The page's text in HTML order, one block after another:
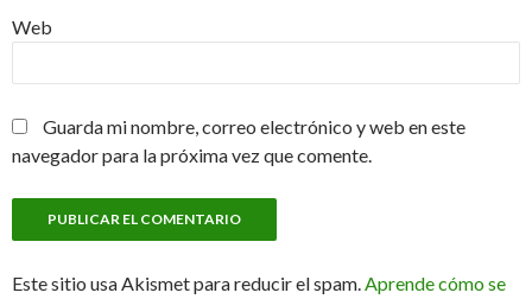
Web
Guarda mi nombre, correo electrónico y web en este
navegador para la próxima vez que comente.
Este sitio usa Akismet para reducir el spam.Aprende cómo se